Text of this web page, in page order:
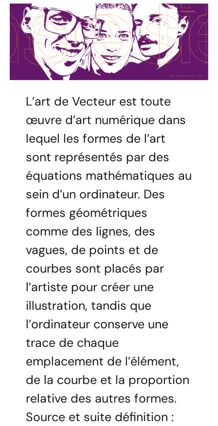
L’art de Vecteur est toute
œuvre d’art numérique dans
lequel les formes de l’art
sont représentés par des
équations mathématiques au
sein d’un ordinateur. Des
formes géométriques
comme des lignes, des
vagues, de points et de
courbes sont placés par
l’artiste pour créer une
illustration, tandis que
l’ordinateur conserve une
trace de chaque
emplacement de l’élément,
de la courbe et la proportion
relative des autres formes.
Source et suite définition :